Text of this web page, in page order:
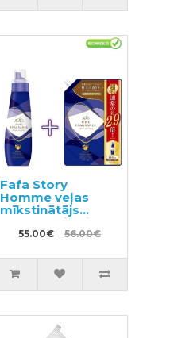
Fafa Story
Homme veļas
mīkstinātājs
600ml + pildviela
1440ml
55.00€ 56.00€